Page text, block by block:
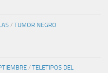
/ TUMOR NEGRO
/ TELETIPOS DEL